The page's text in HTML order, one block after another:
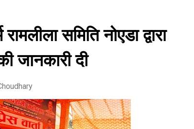
समिति नोएडा द्वारा
जानकारी दी